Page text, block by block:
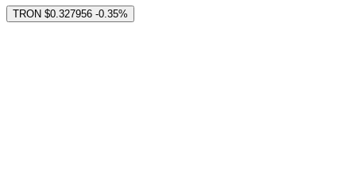
TRON $0.327956 -0.35%